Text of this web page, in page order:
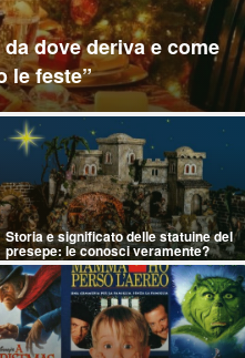
dove deriva e come
le feste”
Storia e significato delle statuine del
presepe: le conosci veramente?